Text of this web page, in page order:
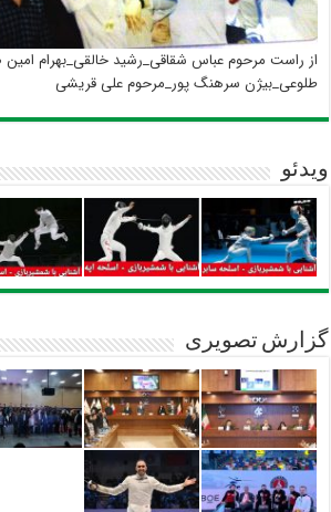
از راست مرحوم عباس شقاقی_رشید خالقی_بهرام
طلوعی_بیژن سرهنگ پور_مرحوم علی قریشی
ویدئو
گزارش تصویری